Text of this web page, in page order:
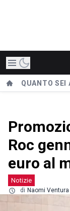
QUANTO SEI
Roc
euro al
Notizie
di Naomi Ventura